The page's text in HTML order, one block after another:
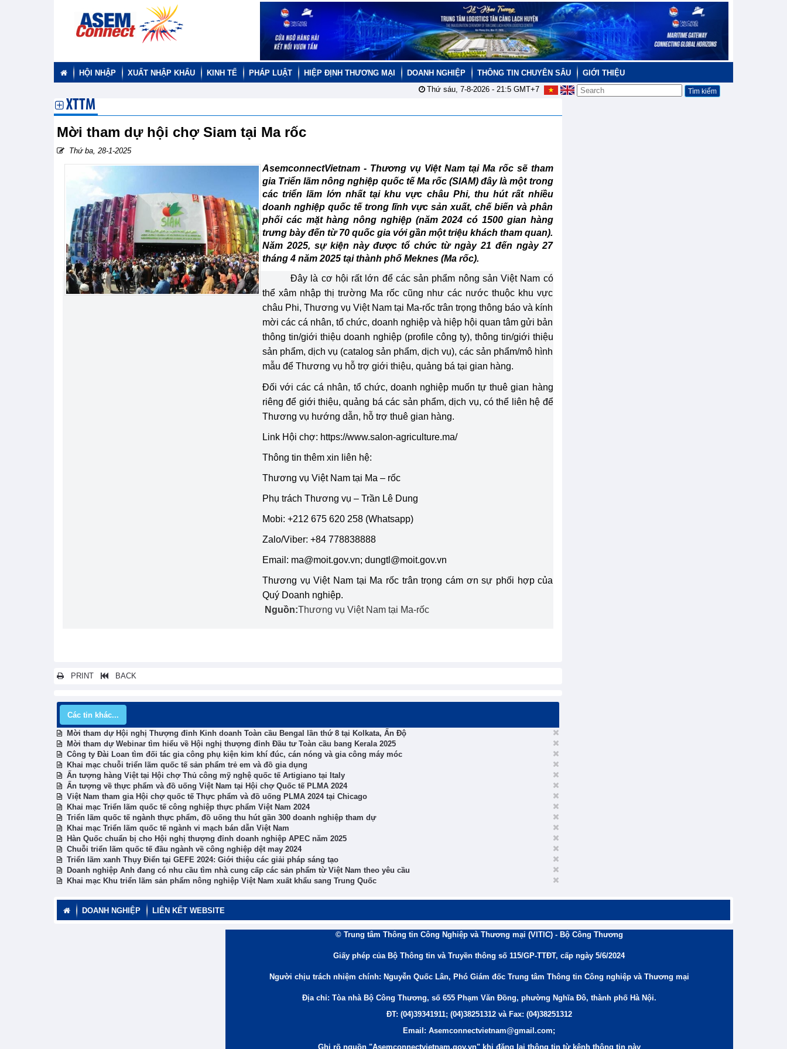
HỘI NHẬP XUẤT NHẬP KHẨU KINH TẾ PHÁP LUẬT HIỆP ĐỊNH THƯƠNG MẠI DOANH NGHIỆP THÔNG TIN CHUYÊN SÂU
GIỚI THIỆU
Thứ sáu, 7-8-2026 - 21:5GMT+7
XTTM
Mời tham dự hội chợ Siam tại Ma rốc
Thứ ba, 28-1-2025
AsemconnectVietnam - Thương vụ Việt Nam tại Ma rốc sẽ tham
gia Triển lãm nông nghiệp quốc tế Ma rốc (SIAM) đây là một trong
các triển lãm lớn nhất tại khu vực châu Phi, thu hút rất nhiều
doanh nghiệp quốc tế trong lĩnh vực sản xuất, chế biến và phân
phối các mặt hàng nông nghiệp (năm 2024 có 1500 gian hàng
trưng bày đến từ 70 quốc gia với gần một triệu khách tham quan).
Năm 2025, sự kiện này được tổ chức từ ngày 21 đến ngày 27
tháng 4 năm 2025 tại thành phố Meknes (Ma rốc).
Đây là cơ hội rất lớn để các sản phẩm nông sản Việt Nam có
thể xâm nhập thị trường Ma rốc cũng như các nước thuộc khu vực
châu Phi, Thương vụ Việt Nam tại Ma-rốc trân trọng thông báo và kính
mời các cá nhân, tổ chức, doanh nghiệp và hiệp hội quan tâm gửi bản
thông tin/giới thiệu doanh nghiệp (profile công ty), thông tin/giới thiệu
sản phẩm, dịch vụ (catalog sản phẩm, dịch vụ), các sản phẩm/mô hình
mẫu để Thương vụ hỗ trợ giới thiệu, quảng bá tại gian hàng.
Đối với các cá nhân, tổ chức, doanh nghiệp muốn tự thuê gian hàng
riêng để giới thiệu, quảng bá các sản phẩm, dịch vụ, có thể liên hệ để
Thương vụ hướng dẫn, hỗ trợ thuê gian hàng.
Link Hội chợ: https://www.salon-agriculture.ma/
Thông tin thêm xin liên hệ:
Thương vụ Việt Nam tại Ma – rốc
Phụ trách Thương vụ – Trần Lê Dung
Mobi: +212 675 620 258 (Whatsapp)
Zalo/Viber: +84 778838888
Email: ma@moit.gov.vn; dungtl@moit.gov.vn
Thương vụ Việt Nam tại Ma rốc trân trọng cám ơn sự phối hợp của
Quý Doanh nghiệp.
Nguồn:Thương vụ Việt Nam tại Ma-rốc
PRINT BACK
Các tin khác...
Mời tham dự Hội nghị Thượng đỉnh Kinh doanh Toàn cầu Bengal lần thứ 8 tại Kolkata, Ấn Độ
Mời tham dự Webinar tìm hiểu về Hội nghị thượng đỉnh Đầu tư Toàn cầu bang Kerala 2025
Công ty Đài Loan tìm đối tác gia công phụ kiện kim khí đúc, cán nóng và gia công máy móc
Khai mạc chuỗi triển lãm quốc tế sản phẩm trẻ em và đồ gia dụng
Ấn tượng hàng Việt tại Hội chợ Thủ công mỹ nghệ quốc tế Artigiano tại Italy
Ấn tượng về thực phẩm và đồ uống Việt Nam tại Hội chợ Quốc tế PLMA 2024
Việt Nam tham gia Hội chợ quốc tế Thực phẩm và đồ uống PLMA 2024 tại Chicago
Khai mạc Triển lãm quốc tế công nghiệp thực phẩm Việt Nam 2024
Triển lãm quốc tế ngành thực phẩm, đồ uống thu hút gần 300 doanh nghiệp tham dự
Khai mạc Triển lãm quốc tế ngành vi mạch bán dẫn Việt Nam
Hàn Quốc chuẩn bị cho Hội nghị thượng đỉnh doanh nghiệp APEC năm 2025
Chuỗi triển lãm quốc tế đầu ngành về công nghiệp dệt may 2024
Triển lãm xanh Thụy Điển tại GEFE 2024: Giới thiệu các giải pháp sáng tạo
Doanh nghiệp Anh đang có nhu cầu tìm nhà cung cấp các sản phẩm từ Việt Nam theo yêu cầu
Khai mạc Khu triển lãm sản phẩm nông nghiệp Việt Nam xuất khẩu sang Trung Quốc
DOANH NGHIỆP LIÊN KẾT WEBSITE
© Trung tâm Thông tin Công Nghiệp và Thương mại (VITIC) - Bộ Công Thương
Giấy phép của Bộ Thông tin và Truyền thông số 115/GP-TTĐT, cấp ngày 5/6/2024
Người chịu trách nhiệm chính: Nguyễn Quốc Lân, Phó Giám đốc Trung tâm Thông tin Công nghiệp và Thương mại
Địa chỉ: Tòa nhà Bộ Công Thương, số 655 Phạm Văn Đồng, phường Nghĩa Đô, thành phố Hà Nội.
ĐT: (04)39341911; (04)38251312 và Fax: (04)38251312
Email: Asemconnectvietnam@gmail.com;
Ghi rõ nguồn "Asemconnectvietnam.gov.vn" khi đăng lại thông tin từ kênh thông tin này